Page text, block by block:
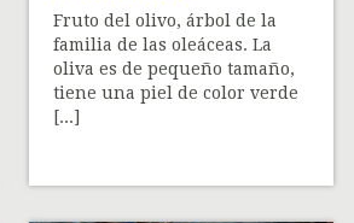
Fruto del olivo, árbol de la
familia de las oleáceas. La
oliva es de pequeño tamaño,
tiene una piel de color verde
[...]